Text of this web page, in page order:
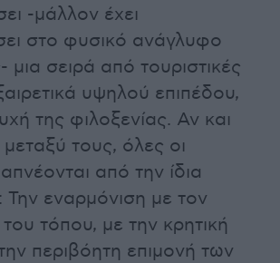
-μάλλον έχει
στο φυσικό ανάγλυφο
μια σειρά από τουριστικές
υψηλού επιπέδου,
της φιλοξενίας. Αν και
τους, όλες οι
από την ίδια
Την εναρμόνιση με τον
τόπου, με την κρητική
περιβόητη επιμονή των